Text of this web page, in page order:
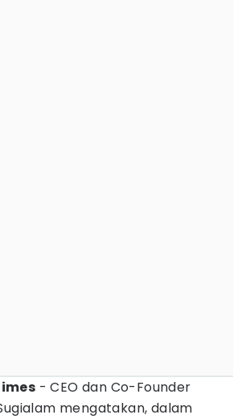
- CEO dan Co-Founder
mengatakan, dalam